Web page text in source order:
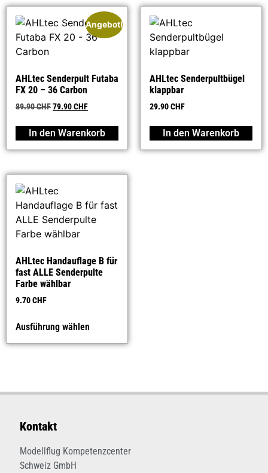
Angebot!
AHLtec Senderpult Futaba
FX 20 – 36 Carbon
89.90CHF79.90CHF
In den Warenkorb
AHLtec Senderpultbügel
klappbar
29.90CHF
In den Warenkorb
AHLtec Handauflage B für
fast ALLE Senderpulte
Farbe wählbar
9.70CHF
Ausführung wählen
Kontakt
Modellflug Kompetenzcenter
Schweiz GmbH